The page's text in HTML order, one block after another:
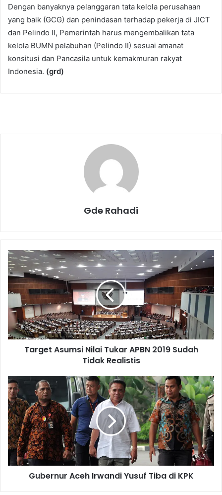
Dengan banyaknya pelanggaran tata kelola perusahaan
yang baik (GCG) dan penindasan terhadap pekerja di JICT
dan Pelindo II, Pemerintah harus mengembalikan tata
kelola BUMN pelabuhan (Pelindo II) sesuai amanat
konsitusi dan Pancasila untuk kemakmuran rakyat
Indonesia. (grd)
Gde Rahadi
T
a
r
t
s
u
N
i
l
a
i
T
u
a
Target Asumsi Nilai Tukar APBN 2019 Sudah
Tidak Realistis
G
u
b
e
r
n
u
A
Gubernur Aceh Irwandi Yusuf Tiba di KPK